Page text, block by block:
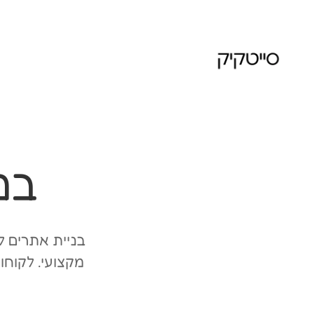
בניית אתרים
מקצועי.